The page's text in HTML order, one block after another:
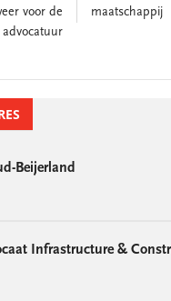
voor de
advocatuur
maatschappij
Beijerland
Infrastructure &